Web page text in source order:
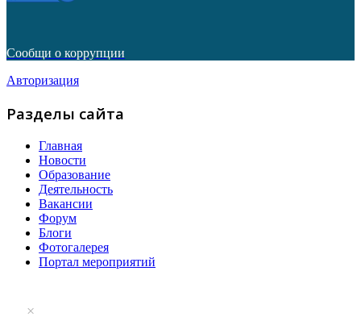
Сообщи о коррупции
Авторизация
Разделы сайта
Главная
Новости
Образование
Деятельность
Вакансии
Форум
Блоги
Фотогалерея
Портал мероприятий
×